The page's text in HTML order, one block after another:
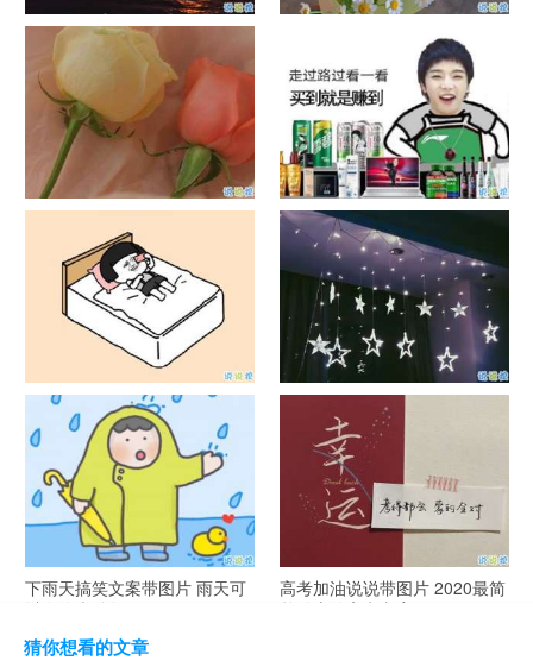
日出文案温柔句子 看日出的微
信说说配图
晒风景照的唯美说说配图 适合
发风景的朋友圈文案
官宣恋爱的说说配图 官宣句子
抖音摆地摊文案 摆地摊的搞笑
说说带图片
谐音梗土味情话大全带图片 油
腻搞笑的土味情话
很酷的霸气句子带图片 最新霸
气说说高冷范
下雨天搞笑文案带图片 雨天可
以发的幽默句子
高考加油说说带图片 2020最简
单励志的高考文案
猜你想看的文章